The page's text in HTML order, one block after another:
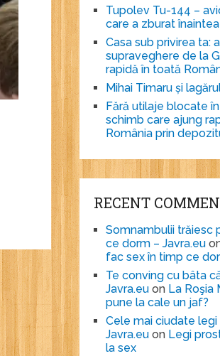
Tupolev Tu-144 –
care a zburat
Casa sub privirea ta:
supraveghere de la
rapidă în toată
Mihai Timaru și
Fără utilaje blocate
schimb care ajung
România prin
RECENT
Somnambulii trăiesc
ce dorm – Javra.eu
fac sex în timp ce
Te conving cu bâta
Javra.eu on La Roşia
pune la cale un jaf?
Cele mai ciudate
Javra.eu on Legi
la sex